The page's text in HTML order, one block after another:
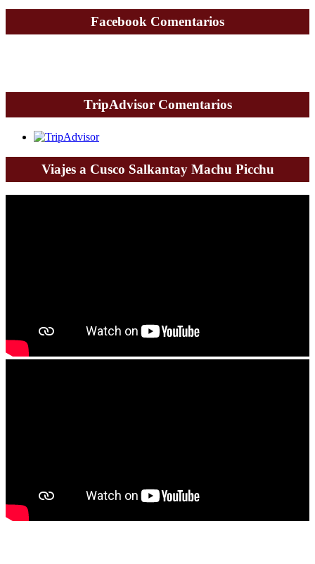
Facebook Comentarios
TripAdvisor Comentarios
Viajes a Cusco Salkantay Machu Picchu